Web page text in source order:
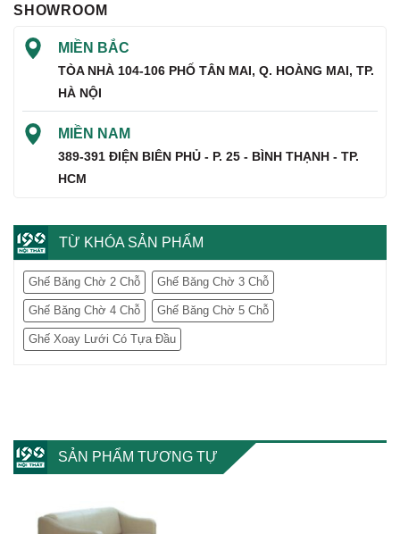
SHOWROOM
MIỀN BẮC
TÒA NHÀ 104-106 PHỐ TÂN MAI, Q. HOÀNG MAI, TP.
HÀ NỘI
MIỀN NAM
389-391 ĐIỆN BIÊN PHỦ - P. 25 - BÌNH THẠNH - TP.
HCM
TỪ KHÓA SẢN PHẨM
Ghế Băng Chờ 2 Chỗ Ghế Băng Chờ 3 Chỗ
Ghế Băng Chờ 4 Chỗ Ghế Băng Chờ 5 Chỗ
Ghế Xoay Lưới Có Tựa Đầu
SẢN PHẨM TƯƠNG TỰ